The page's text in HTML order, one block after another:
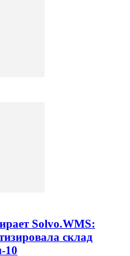
Solvo.WMS:
склад
10